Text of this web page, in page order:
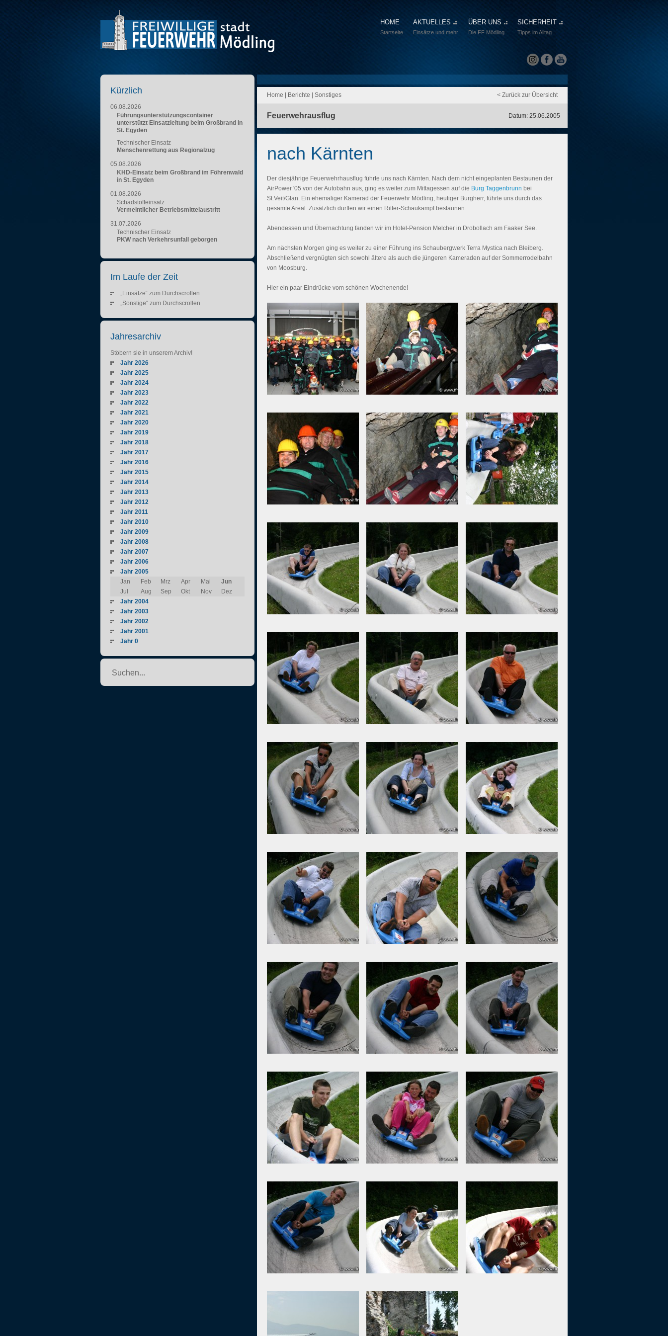
HOME
Startseite
AKTUELLES
Einsätze und mehr
ÜBER UNS
Die FF Mödling
SICHERHEIT
Tipps im Alltag
Home Berichte Sonstiges < Zurück zur Übersicht
Feuerwehrausflug Datum: 25.06.2005
nach Kärnten
Der diesjährige Feuerwehrhausflug führte uns nach Kärnten. Nach dem nicht eingeplanten Bestaunen der
AirPower '05 von der Autobahn aus, ging es weiter zum Mittagessen auf die Burg Taggenbrunn bei
St.Veit/Glan. Ein ehemaliger Kamerad der Feuerwehr Mödling, heutiger Burgherr, führte uns durch das
gesamte Areal. Zusätzlich durften wir einen Ritter-Schaukampf bestaunen.
Abendessen und Übernachtung fanden wir im Hotel-Pension Melcher in Drobollach am Faaker See.
Am nächsten Morgen ging es weiter zu einer Führung ins Schaubergwerk Terra Mystica nach Bleiberg.
Abschließend vergnügten sich sowohl ältere als auch die jüngeren Kameraden auf der Sommerrodelbahn
von Moosburg.
Hier ein paar Eindrücke vom schönen Wochenende!
Kürzlich
06.08.2026
Führungsunterstützungscontainer
unterstützt Einsatzleitung beim Großbrand in
St. Egyden
Technischer Einsatz
Menschenrettung aus Regionalzug
05.08.2026
KHD-Einsatz beim Großbrand im Föhrenwald
in St. Egyden
01.08.2026
Schadstoffeinsatz
Vermeintlicher Betriebsmittelaustritt
31.07.2026
Technischer Einsatz
PKW nach Verkehrsunfall geborgen
Im Laufe der Zeit
„Einsätze“ zum Durchscrollen
„Sonstige“ zum Durchscrollen
Jahresarchiv
Stöbern sie in unserem Archiv!
Jahr 2026
Jahr 2025
Jahr 2024
Jahr 2023
Jahr 2022
Jahr 2021
Jahr 2020
Jahr 2019
Jahr 2018
Jahr 2017
Jahr 2016
Jahr 2015
Jahr 2014
Jahr 2013
Jahr 2012
Jahr 2011
Jahr 2010
Jahr 2009
Jahr 2008
Jahr 2007
Jahr 2006
Jahr 2005
Jan
Feb Mrz Apr Mai
Jun
Jul
Aug Sep Okt Nov
Dez
Jahr 2004
Jahr 2003
Jahr 2002
Jahr 2001
Jahr 0